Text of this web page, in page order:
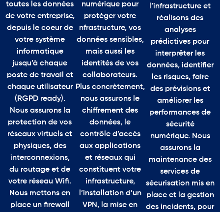
toutes les données
de votre entreprise,
depuis le coeur de
votre système
informatique
jusqu’à chaque
poste de travail et
chaque utilisateur
(RGPD ready).
Nous assurons la
protection de vos
réseaux virtuels et
physiques, des
interconnexions,
du routage et de
votre réseau Wifi.
Nous mettons en
place un firewall
numérique pour
protéger votre
nfrastructure, vos
données sensibles,
mais aussi les
identités de vos
collaborateurs.
Plus concrètement,
nous assurons le
chiffrement des
données, le
contrôle d’accès
aux applications
et réseaux qui
constituent votre
infrastructure,
l’installation d’un
VPN, la mise en
l’infrastructure et
réalisons des
analyses
prédictives pour
interprêter les
données, identifier
les risques, faire
des prévisions et
améliorer les
performances de
sécurité
numérique. Nous
assurons la
maintenance des
services de
sécurisation mis en
place et la gestion
des incidents, pour